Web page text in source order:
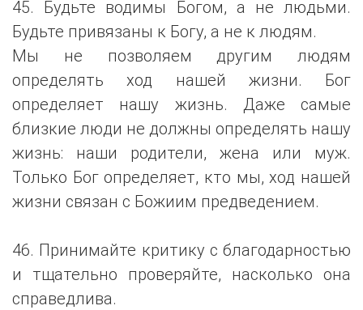
45. Будьте водимы Богом, а не людьми.
Будьте привязаны к Богу, а не к людям.
Мы не позволяем другим людям
определять ход нашей жизни. Бог
определяет нашу жизнь. Даже самые
близкие люди не должны определять нашу
жизнь: наши родители, жена или муж.
Только Бог определяет, кто мы, ход нашей
жизни связан с Божиим предведением.
46. Принимайте критику с благодарностью
и тщательно проверяйте, насколько она
справедлива.